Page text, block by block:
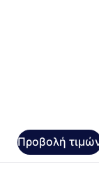
Προβολή